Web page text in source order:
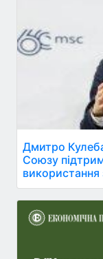
Дмитро
Союзу
використання